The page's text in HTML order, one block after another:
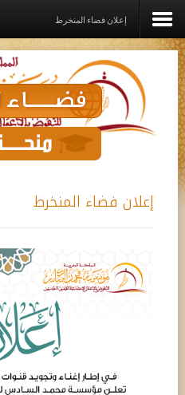
إعلان فضاء المنخرط
إعلان فضاء المنخرط